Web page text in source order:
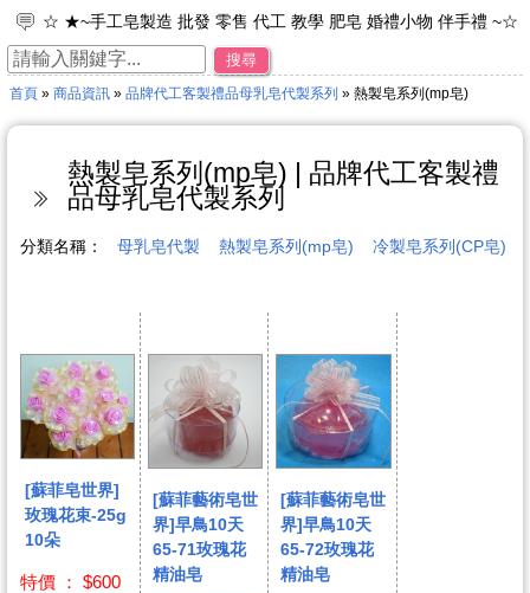
☆ ★~手工皂製造 批發 零售 代工 教學 肥皂 婚禮小物 伴手禮 ~☆
★
☆ ★~工廠直營 專業製造 品牌代工 接受小量訂單~☆ ★
☆ ★~加入免費會員~可享每次購物95折之優惠。~☆ ★
☆ ★~歡迎光臨~蘇菲皂世界~☆ ★
搜尋
首頁» 商品資訊» 品牌代工客製禮品母乳皂代製系列 » 熱製皂系列(mp皂)
熱製皂系列(mp皂) | 品牌代工客製禮
品母乳皂代製系列
分類名稱： 母乳皂代製 熱製皂系列(mp皂) 冷製皂系列(CP皂)
[蘇菲皂世界]
玫瑰花束-25g
10朵
特價 ： $600
[蘇菲藝術皂世
界]早鳥10天
65-71玫瑰花
精油皂
[蘇菲藝術皂世
界]早鳥10天
65-72玫瑰花
精油皂